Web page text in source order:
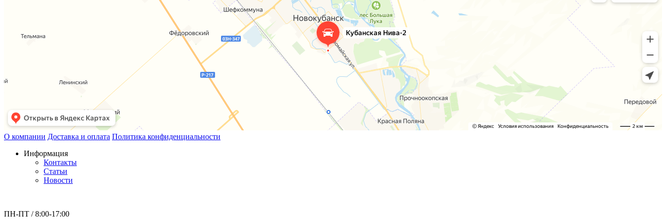
О компании Доставка и оплата Политика конфиденциальности
Информация
Контакты
Статьи
Новости
ПН-ПТ / 8:00-17:00